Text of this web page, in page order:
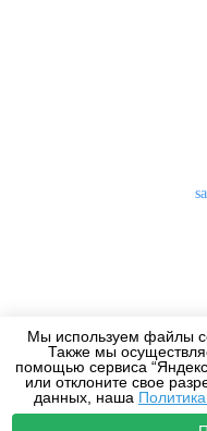
Мы используем файлы
Также мы
помощью сервиса
или отклоните свое
данных, наша